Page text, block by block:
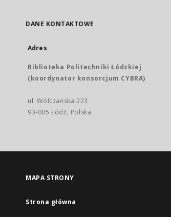
DANE KONTAKTOWE
Adres
Biblioteka Politechniki Łódzkiej
(koordynator konsorcjum CYBRA)
ul. Wólczańska 223
93-005 Łódź, Polska
MAPA STRONY
Strona główna